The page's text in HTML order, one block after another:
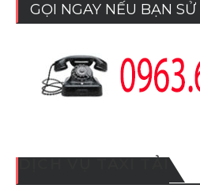
GỌI NGAY NẾU BẠN